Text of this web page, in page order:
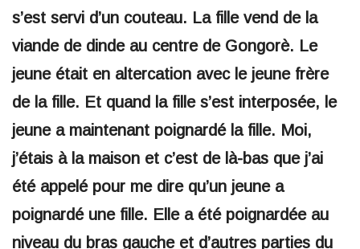
s’est servi d’un couteau. La fille vend de la
viande de dinde au centre de Gongorè. Le
jeune était en altercation avec le jeune frère
de la fille. Et quand la fille s’est interposée, le
jeune a maintenant poignardé la fille. Moi,
j’étais à la maison et c’est de là-bas que j’ai
été appelé pour me dire qu’un jeune a
poignardé une fille. Elle a été poignardée au
niveau du bras gauche et d’autres parties du